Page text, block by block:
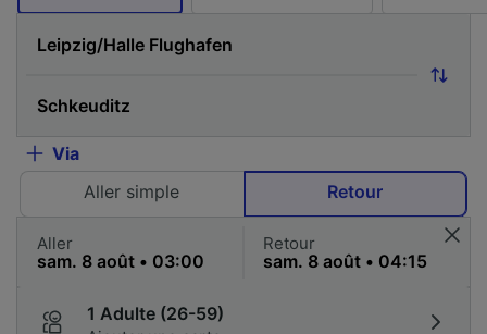
Via
Aller simple
Retour
Aller Retour
1 Adulte (26-59)